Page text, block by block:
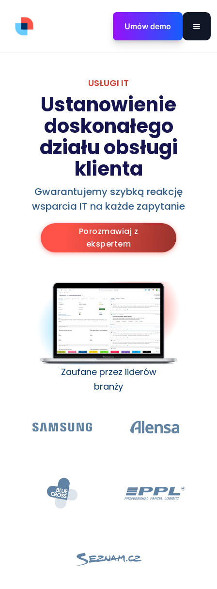
Umów demo
USŁUGI IT
Ustanowienie
doskonałego
działu obsługi
klienta
Gwarantujemy szybką reakcję
wsparcia IT na każde zapytanie
Porozmawiaj z
ekspertem
Zaufane przez liderów
branży